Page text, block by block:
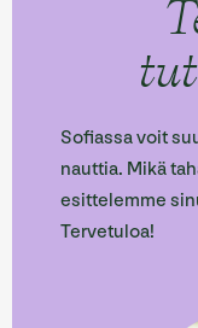
Sofiassa voit
nauttia. Mikä
esittelemme
Tervetuloa!